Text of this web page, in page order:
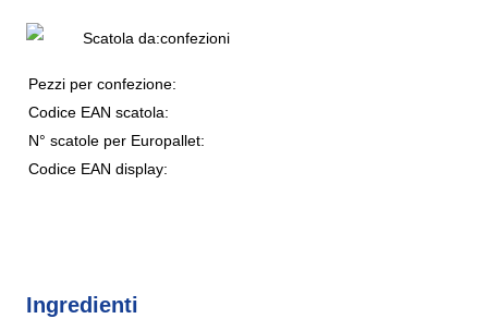
Scatola da:confezioni
Pezzi per confezione:
Codice EAN scatola:
N° scatole per Europallet:
Codice EAN display:
Ingredienti